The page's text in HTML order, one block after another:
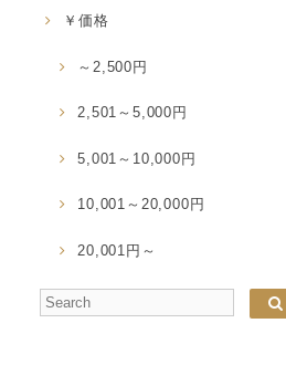
￥価格
～2,500円
2,501～5,000円
5,001～10,000円
10,001～20,000円
20,001円～